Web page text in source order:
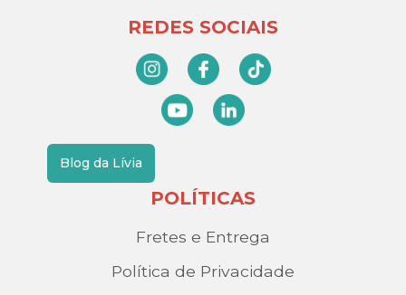
REDES SOCIAIS
Blog da Lívia
POLÍTICAS
Fretes e Entrega
Política de Privacidade